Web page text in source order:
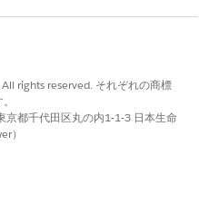
rights reserved. それぞれの商標
京都千代田区丸の内1-1-3 日本生命
）